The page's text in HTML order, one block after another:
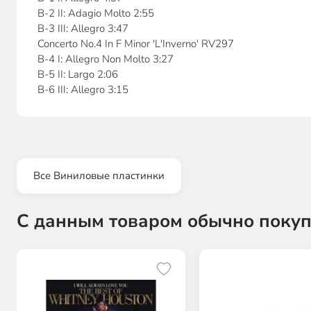
B-2 II: Adagio Molto 2:55
B-3 III: Allegro 3:47
Concerto No.4 In F Minor 'L'Inverno' RV297
B-4 I: Allegro Non Molto 3:27
B-5 II: Largo 2:06
B-6 III: Allegro 3:15
Все Виниловые пластинки
С данным товаром обычно